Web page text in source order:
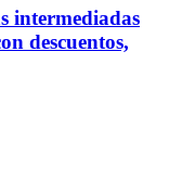
intermediadas
descuentos,